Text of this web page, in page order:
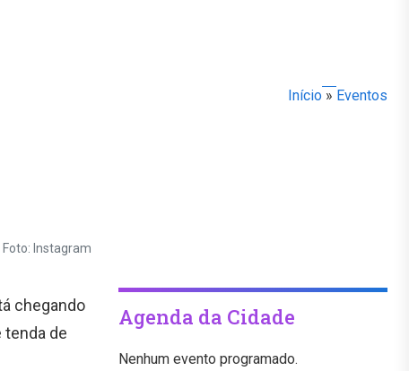
Início » Eventos
Foto: Instagram
chegando
tenda de
Agenda da Cidade
Nenhum evento programado.